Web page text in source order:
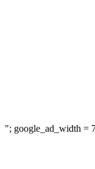
"; google_ad_width =